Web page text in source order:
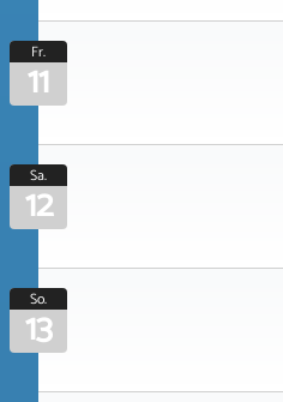
Fr.
11
Sa.
12
So.
13